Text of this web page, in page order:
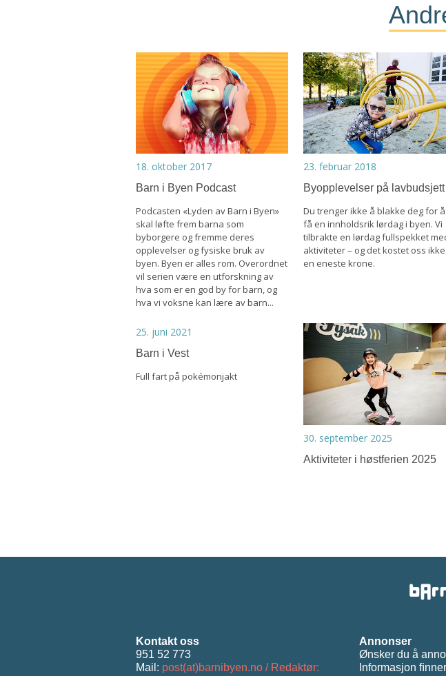
18. oktober 2017
Barn i Byen Podcast
Podcasten «Lyden av Barn i Byen»
skal løfte frem barna som
byborgere og fremme deres
opplevelser og fysiske bruk av
byen. Byen er alles rom. Overordnet
vil serien være en utforskning av
hva som er en god by for barn, og
hva vi voksne kan lære av barn...
23. februar 2018
Byopplevelser på lavbudsjett
Du trenger ikke å blakke deg for å
få en innholdsrik lørdag i byen. Vi
tilbrakte en lørdag fullspekket
aktiviteter – og det kostet oss ikke
en eneste krone.
25. juni 2021
Barn i Vest
Full fart på pokémonjakt
30. september 2025
Aktiviteter i høstferien 2025
Kontakt oss
951 52 773
Mail: post(at)barnibyen.no / Redaktør:
Annonser
Ønsker du å
Informasjon